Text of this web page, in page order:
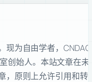
为自由学者，CNDAO
创始人。本站文章在未
，原则上允许引用和转